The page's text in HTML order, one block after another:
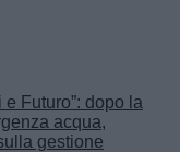
e Futuro”: dopo la
acqua,
gestione